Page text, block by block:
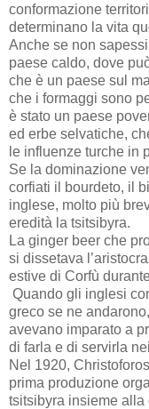
conformazione
determinano la vita
Anche se non
paese caldo, dove
che è un paese sul
che i formaggi sono
è stato un paese
ed erbe selvatiche,
le influenze turche in
Se la dominazione
corfiati il bourdeto, il
inglese, molto più
eredità la tsitsibyra.
La ginger beer che
si dissetava
estive di Corfù
Quando gli inglesi
greco se ne
avevano imparato a
di farla e di servirla
Nel 1920,
prima produzione
tsitsibyra insieme